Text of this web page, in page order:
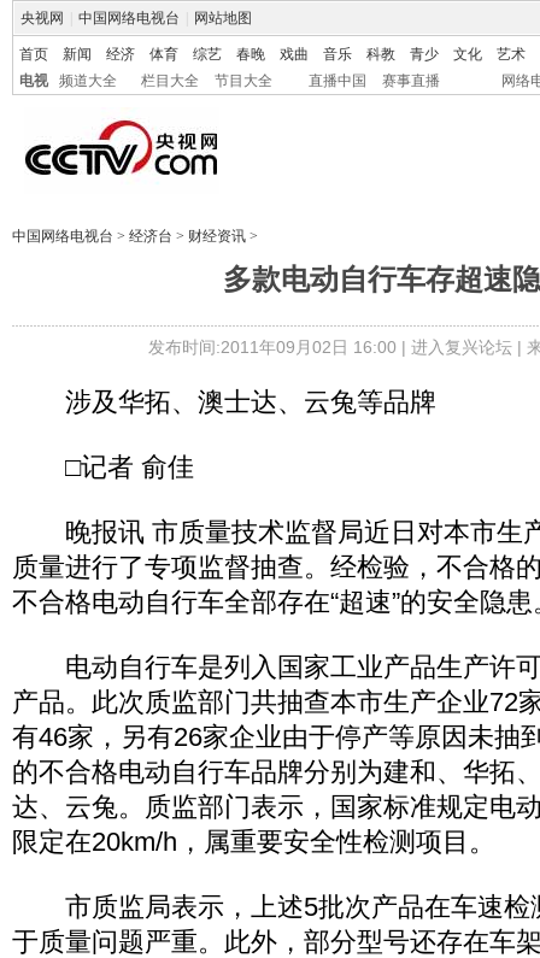
央视网 中国网络电视台 网站地图
首页 新闻 经济 体育 综艺 春晚 戏曲 音乐 科教 青少 文化
艺术
电视
频道大全 栏目大全 节目大全 直播中国 赛事直播 网络
中国网络电视台 > 经济台 > 财经资讯 >
多款电动自行车存超速
发布时间:2011年09月02日 16:00 | 进入复兴论坛|
涉及华拓、澳士达、云兔等品牌
□记者 俞佳
晚报讯 市质量技术监督局近日对本市生
质量进行了专项监督抽查。经检验，不合格
不合格电动自行车全部存在“超速”的安全隐患
电动自行车是列入国家工业产品生产许
产品。此次质监部门共抽查本市生产企业72
有46家，另有26家企业由于停产等原因未抽
的不合格电动自行车品牌分别为建和、华拓
达、云兔。质监部门表示，国家标准规定电
限定在20km/h，属重要安全性检测项目。
市质监局表示，上述5批次产品在车速检
于质量问题严重。此外，部分型号还存在车